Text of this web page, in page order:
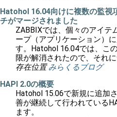
Hatohol 16.04向けに複数の監視
チがマージされました
ZABBIXでは、個々のアイテ
ープ（アプリケーション）
す。Hatohol 16.04では、こ
限が解消されたので、それ
存在位置 みらくるブログ
HAPI 2.0の概要
Hatohol 15.06で新規に追加
善が継続して行われている
ます。